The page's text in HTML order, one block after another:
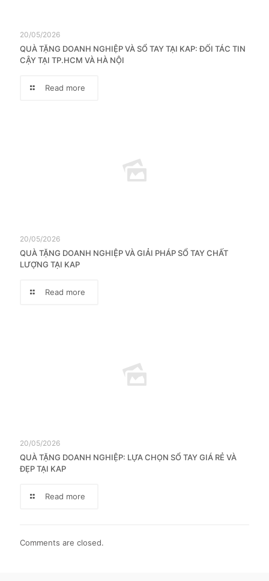
20/05/2026
QUÀ TẶNG DOANH NGHIỆP VÀ SỔ TAY TẠI KAP: ĐỐI TÁC TIN
CẬY TẠI TP.HCM VÀ HÀ NỘI
Read more
20/05/2026
QUÀ TẶNG DOANH NGHIỆP VÀ GIẢI PHÁP SỔ TAY CHẤT
LƯỢNG TẠI KAP
Read more
20/05/2026
QUÀ TẶNG DOANH NGHIỆP: LỰA CHỌN SỔ TAY GIÁ RẺ VÀ
ĐẸP TẠI KAP
Read more
Comments are closed.